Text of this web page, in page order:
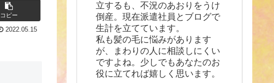
コピー
2022.05.15
立するも、不況のあおりをうけ
倒産。現在派遣社員とブログで
生計を立てています。
私も髪の毛に悩みがあります
が、まわりの人に相談しにくい
ですよね。少しでもあなたのお
役に立てれば嬉しく思います。